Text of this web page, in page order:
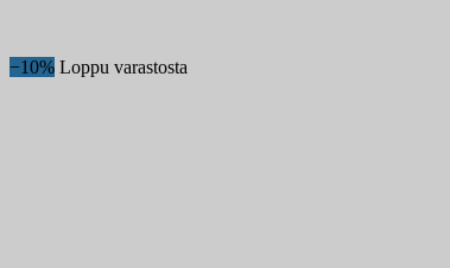
−10% Loppu varastosta